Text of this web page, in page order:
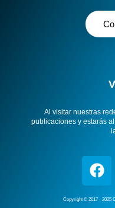
Al visitar nuestras
publicaciones y estarás
Copyright © 2017 - 2025